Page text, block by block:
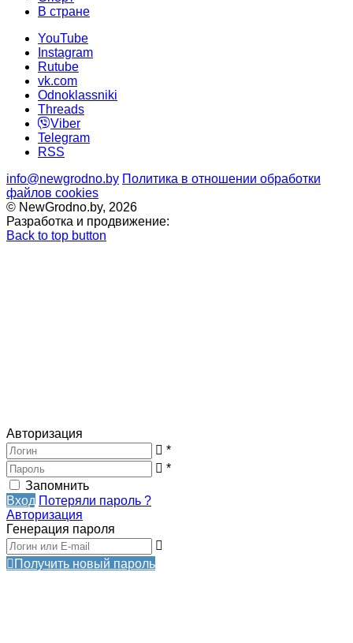
В стране
YouTube
Instagram
Rutube
vk.com
Odnoklassniki
Threads
Viber
Telegram
RSS
info@newgrodno.by Политика в отношении обработки
файлов cookies
© NewGrodno.by, 2026
Разработка и продвижение:
Back to top button
Авторизация
*
*
Запомнить
Вход Потеряли пароль ?
Авторизация
Генерация пароля
Получить новый пароль